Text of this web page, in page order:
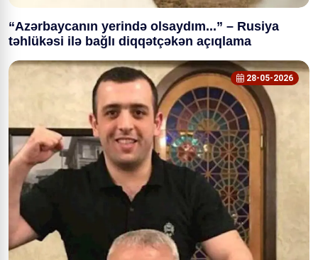
“Azərbaycanın yerində olsaydım...” – Rusiya
təhlükəsi ilə bağlı diqqətçəkən açıqlama
28-05-2026